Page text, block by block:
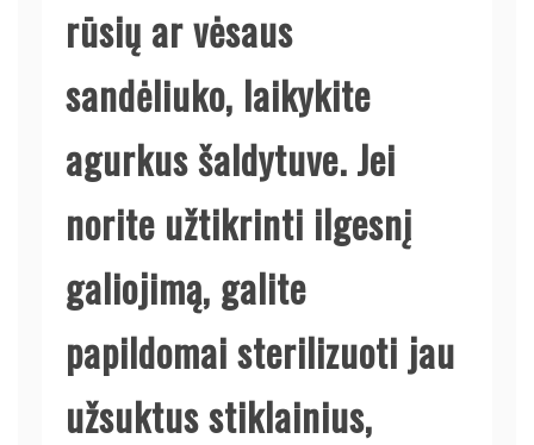
rūsių ar vėsaus
sandėliuko, laikykite
agurkus šaldytuve. Jei
norite užtikrinti ilgesnį
galiojimą, galite
papildomai sterilizuoti jau
užsuktus stiklainius,